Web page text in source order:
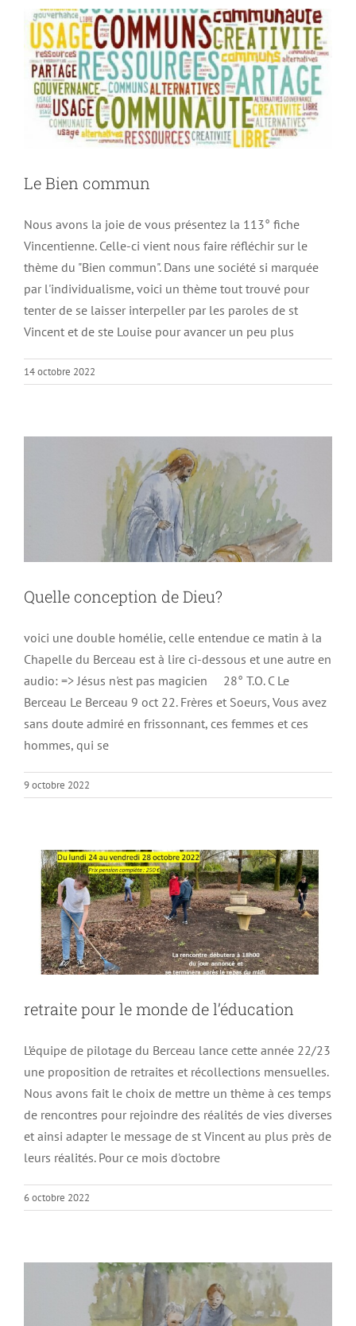
Le Bien commun
Nous avons la joie de vous présentez la 113° fiche
Vincentienne. Celle-ci vient nous faire réfléchir sur le
thème du "Bien commun". Dans une société si marquée
par l'individualisme, voici un thème tout trouvé pour
tenter de se laisser interpeller par les paroles de st
Vincent et de ste Louise pour avancer un peu plus
14 octobre 2022
Quelle conception de Dieu?
Quelle conception de Dieu?
voici une double homélie, celle entendue ce matin à la
Chapelle du Berceau est à lire ci-dessous et une autre en
audio: => Jésus n'est pas magicien 28° T.O. C Le
Berceau Le Berceau 9 oct 22. Frères et Soeurs, Vous avez
sans doute admiré en frissonnant, ces femmes et ces
hommes, qui se
9 octobre 2022
retraite pour le monde de l’éducation
retraite pour le monde de l’éducation
L’équipe de pilotage du Berceau lance cette année 22/23
une proposition de retraites et récollections mensuelles.
Nous avons fait le choix de mettre un thème à ces temps
de rencontres pour rejoindre des réalités de vies diverses
et ainsi adapter le message de st Vincent au plus près de
leurs réalités. Pour ce mois d'octobre
6 octobre 2022
Nous sommes des serviteurs inutiles !